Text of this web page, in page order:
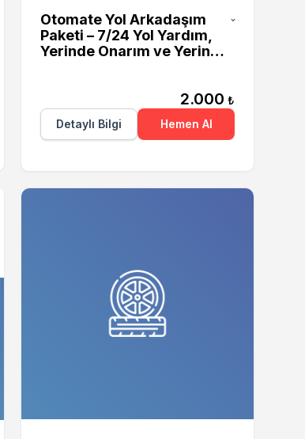
Otomate Yol Arkadaşım
Paketi – 7/24 Yol Yardım,
Yerinde Onarım ve Yerinde
2.000 ₺
Detaylı Bilgi
Hemen Al